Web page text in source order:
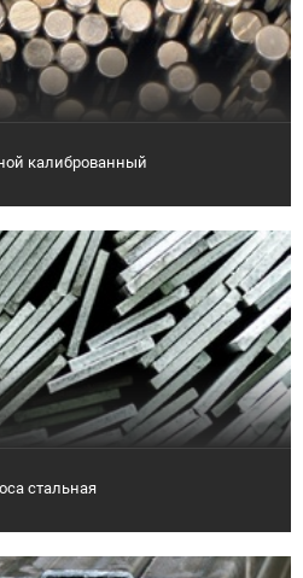
калиброванный
стальная